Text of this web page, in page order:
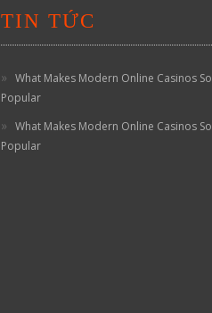
TIN TỨC
What Makes Modern Online Casinos So
Popular
What Makes Modern Online Casinos So
Popular